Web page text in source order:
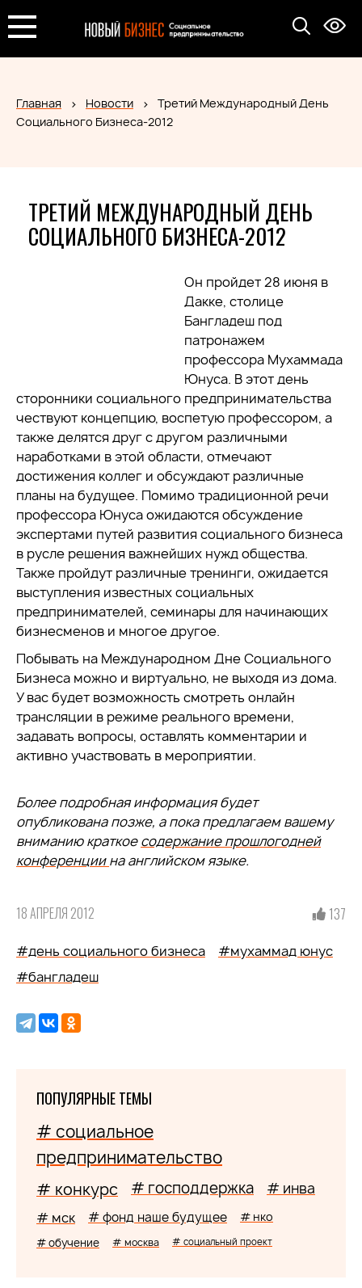
Главная Новости
Третий Международный День
Социального Бизнеса-2012
ТРЕТИЙ МЕЖДУНАРОДНЫЙ ДЕНЬ
СОЦИАЛЬНОГО БИЗНЕСА-2012
Он пройдет 28 июня в
Дакке, столице
Бангладеш под
патронажем
профессора Мухаммада
Юнуса. В этот день
сторонники социального предпринимательства
чествуют концепцию, воспетую профессором, а
также делятся друг с другом различными
наработками в этой области, отмечают
достижения коллег и обсуждают различные
планы на будущее. Помимо традиционной речи
профессора Юнуса ожидаются обсуждение
экспертами путей развития социального бизнеса
в русле решения важнейших нужд общества.
Также пройдут различные тренинги, ожидается
выступления известных социальных
предпринимателей, семинары для начинающих
бизнесменов и многое другое.
Побывать на Международном Дне Социального
Бизнеса можно и виртуально, не выходя из дома.
У вас будет возможность смотреть онлайн
трансляции в режиме реального времени,
задавать вопросы, оставлять комментарии и
активно участвовать в мероприятии.
Более подробная информация будет
опубликована позже, а пока предлагаем вашему
вниманию краткоесодержание прошлогодней
конференциина английском языке.
18 АПРЕЛЯ 2012 137
#день социального бизнеса
#мухаммад юнус
#бангладеш
ПОПУЛЯРНЫЕ ТЕМЫ
# социальное
предпринимательство
# конкурс # господдержка # инва
# мск # фонд наше будущее # нко
# обучение # москва # социальный проект